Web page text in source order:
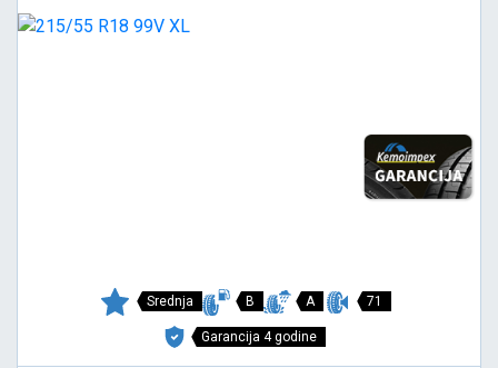
Srednja B A 71
Garancija 4 godine